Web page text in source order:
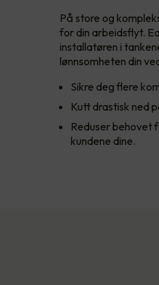
På store og
for din arbeidsflyt.
installatøren i
lønnsomheten din
Sikre deg flere
Kutt drastisk ned
Reduser behovet
kundene dine.